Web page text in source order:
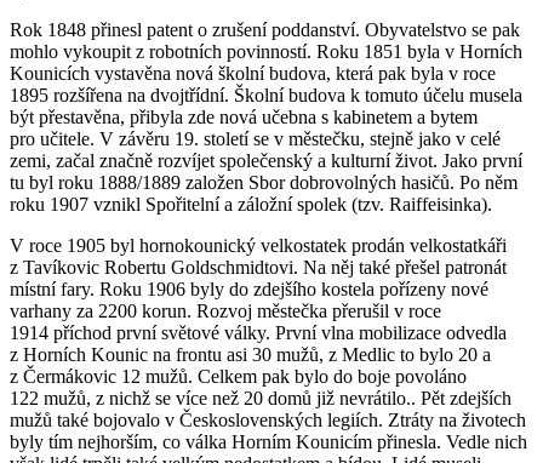
Rok 1848 přinesl patent o zrušení poddanství. Obyvatelstvo se pak
mohlo vykoupit z robotních povinností. Roku 1851 byla v Horních
Kounicích vystavěna nová školní budova, která pak byla v roce
1895 rozšířena na dvojtřídní. Školní budova k tomuto účelu musela
být přestavěna, přibyla zde nová učebna s kabinetem a bytem
pro učitele. V závěru 19. století se v městečku, stejně jako v celé
zemi, začal značně rozvíjet společenský a kulturní život. Jako první
tu byl roku 1888/1889 založen Sbor dobrovolných hasičů. Po něm
roku 1907 vznikl Spořitelní a záložní spolek (tzv. Raiffeisinka).
V roce 1905 byl hornokounický velkostatek prodán velkostatkáři
z Tavíkovic Robertu Goldschmidtovi. Na něj také přešel patronát
místní fary. Roku 1906 byly do zdejšího kostela pořízeny nové
varhany za 2200 korun. Rozvoj městečka přerušil v roce
1914 příchod první světové války. První vlna mobilizace odvedla
z Horních Kounic na frontu asi 30 mužů, z Medlic to bylo 20 a
z Čermákovic 12 mužů. Celkem pak bylo do boje povoláno
122 mužů, z nichž se více než 20 domů již nevrátilo.. Pět zdejších
mužů také bojovalo v Československých legiích. Ztráty na životech
byly tím nejhorším, co válka Horním Kounicím přinesla. Vedle nich